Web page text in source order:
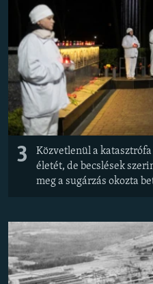
3
Közvetlenül a
életét, de becslések
meg a sugárzás okozta